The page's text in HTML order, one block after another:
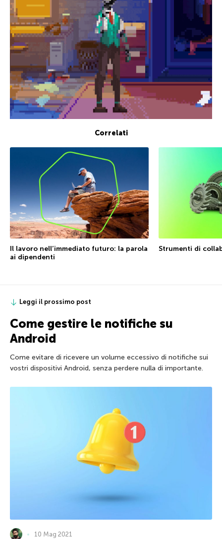
Correlati
Il lavoro nell’immediato futuro: la parola
ai dipendenti
Strumenti di
Leggi il prossimo post
Come gestire le notifiche su
Android
Come evitare di ricevere un volume eccessivo di notifiche sui
vostri dispositivi Android, senza perdere nulla di importante.
10 Mag 2021